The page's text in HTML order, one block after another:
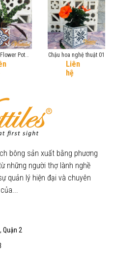
Pot
Liên
hệ
Chậu hoa nghệ thuật 01
bông sản xuất bằng phương
những người thợ lành nghề
quản lý hiện đại và chuyên
Quận 2